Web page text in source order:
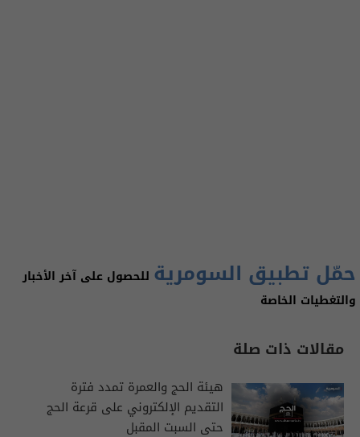
حمّل تطبيق السومرية للحصول على آخر الأخبار
والتغطيات الخاصة
مقالات ذات صلة
هيئة الحج والعمرة تمدد فترة
التقديم الإلكتروني على قرعة الحج
حتى السبت المقبل